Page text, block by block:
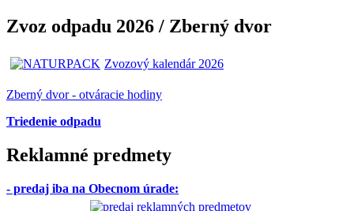
Zvoz odpadu 2026 / Zberný dvor
Zvozový kalendár 2026
Zberný dvor - otváracie hodiny
Triedenie odpadu
Reklamné predmety
- predaj iba na Obecnom úrade: